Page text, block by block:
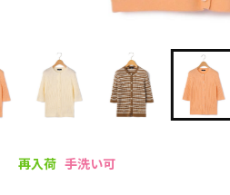
再入荷 手洗い可